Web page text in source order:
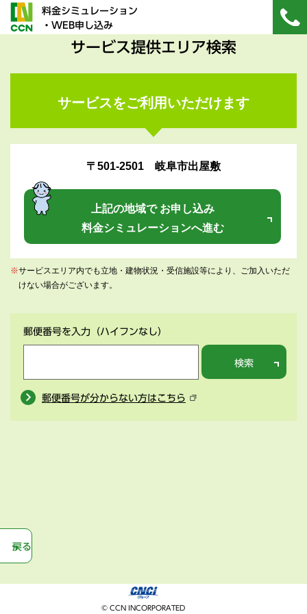
料金シミュレーション
・WEB申し込み
サービス提供エリア検索
サービスをご利用いただけます
〒501-2501 岐阜市出屋敷
上記の地域で お申し込み
料金シミュレーションへ進む
※サービスエリア内でも立地・建物状況・受信施設等により、ご加入いただ
けない場合がございます。
郵便番号を入力 （ハイフンなし）
検索
郵便番号が分からない方はこちら
戻る
© CCN INCORPORATED